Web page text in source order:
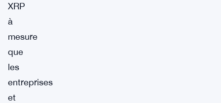
XRP
à
mesure
que
les
entreprises
et